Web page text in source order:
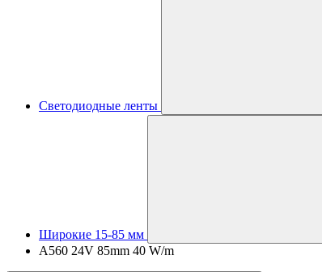
Светодиодные ленты
Широкие 15-85 мм
A560 24V 85mm 40 W/m